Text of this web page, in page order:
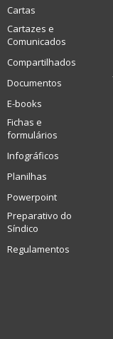
Cartas
Cartazes e
Comunicados
Compartilhados
Documentos
E-books
Fichas e
formulários
Infográficos
Planilhas
Powerpoint
Preparativo do
Síndico
Regulamentos